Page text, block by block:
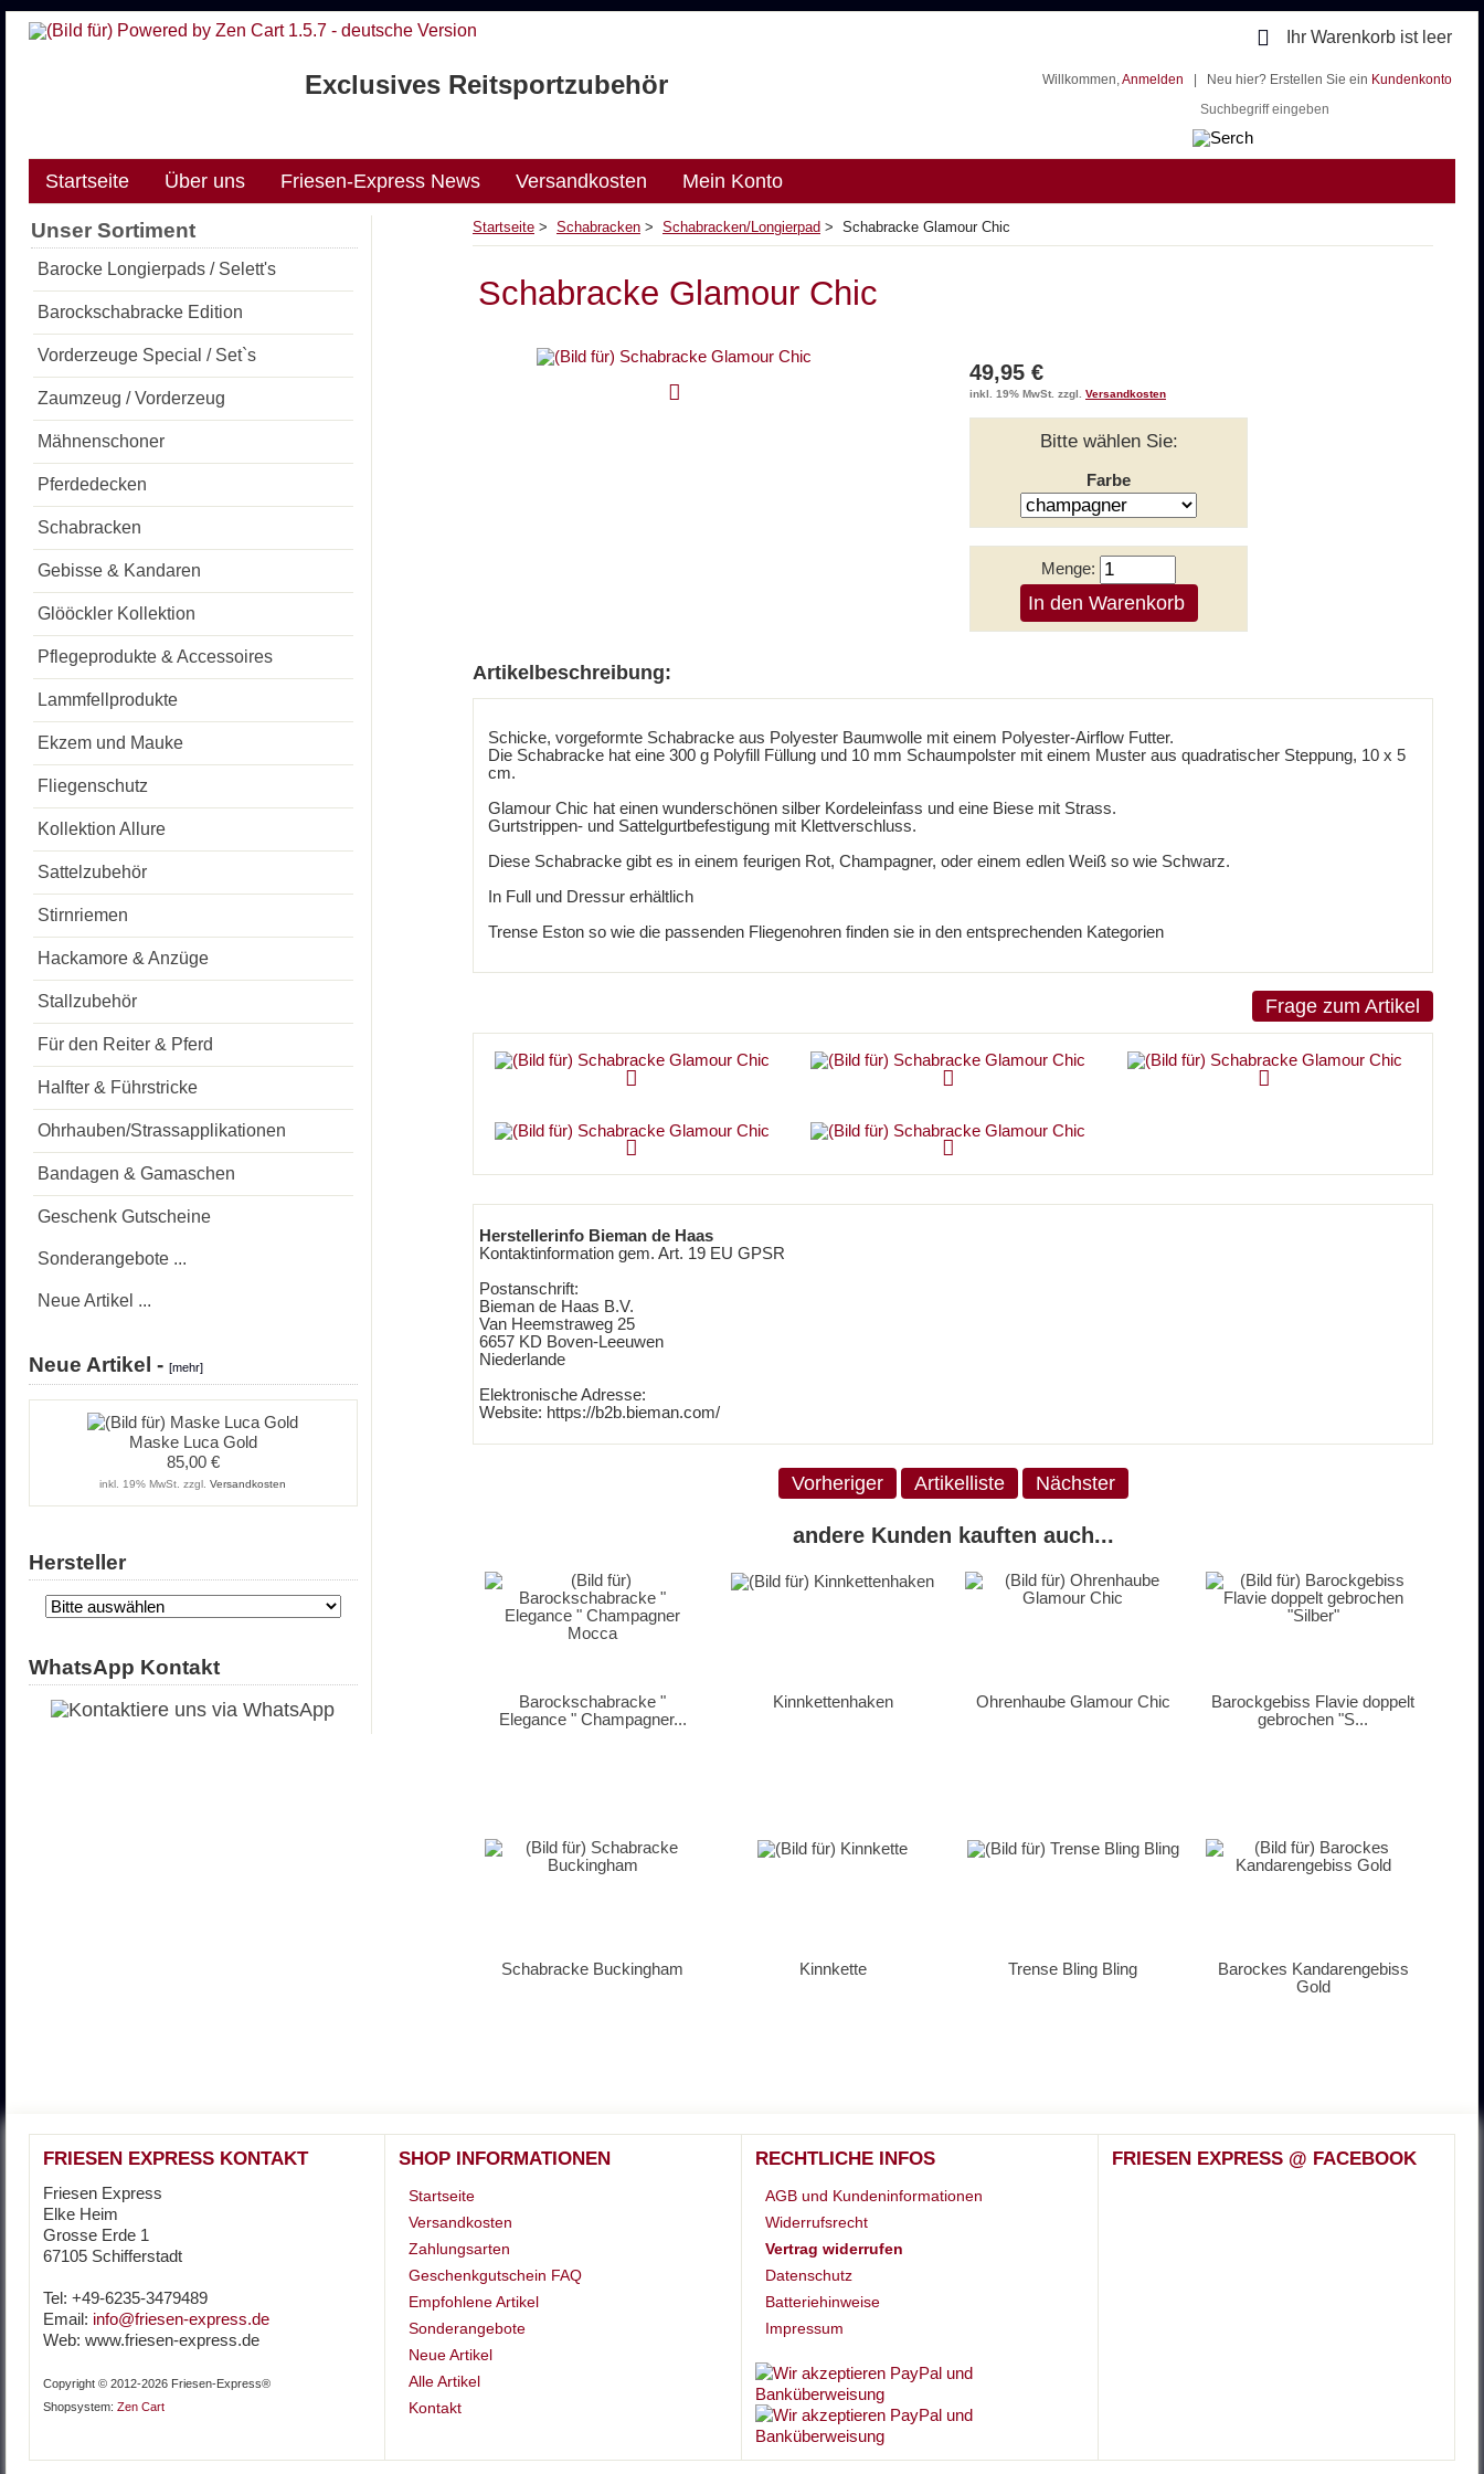
Exclusives Reitsportzubehör
Ihr Warenkorb ist leer
Willkommen,Anmelden Neu hier? Erstellen Sie ein Kundenkonto
Startseite Über uns Friesen-Express News Versandkosten Mein Konto
Unser Sortiment
Barocke Longierpads / Selett's
Barockschabracke Edition
Vorderzeuge Special / Set`s
Zaumzeug / Vorderzeug
Mähnenschoner
Pferdedecken
Schabracken
Gebisse & Kandaren
Glööckler Kollektion
Pflegeprodukte & Accessoires
Lammfellprodukte
Ekzem und Mauke
Fliegenschutz
Kollektion Allure
Sattelzubehör
Stirnriemen
Hackamore & Anzüge
Stallzubehör
Für den Reiter & Pferd
Halfter & Führstricke
Ohrhauben/Strassapplikationen
Bandagen & Gamaschen
Geschenk Gutscheine
Sonderangebote ...
Neue Artikel ...
Neue Artikel - [mehr]
Maske Luca Gold
85,00 €
inkl. 19% MwSt. zzgl.Versandkosten
Hersteller
WhatsApp Kontakt
Startseite > Schabracken > Schabracken/Longierpad > Schabracke Glamour Chic
Schabracke Glamour Chic
49,95 €
inkl. 19% MwSt. zzgl. Versandkosten
Bitte wählen Sie:
Farbe
Menge:
Artikelbeschreibung:
Schicke, vorgeformte Schabracke aus Polyester Baumwolle mit einem Polyester-Airflow Futter.
Die Schabracke hat eine 300 g Polyfill Füllung und 10 mm Schaumpolster mit einem Muster aus quadratischer Steppung, 10 x 5
cm.
Glamour Chic hat einen wunderschönen silber Kordeleinfass und eine Biese mit Strass.
Gurtstrippen- und Sattelgurtbefestigung mit Klettverschluss.
Diese Schabracke gibt es in einem feurigen Rot, Champagner, oder einem edlen Weiß so wie Schwarz.
In Full und Dressur erhältlich
Trense Eston so wie die passenden Fliegenohren finden sie in den entsprechenden Kategorien
Frage zum Artikel
Herstellerinfo Bieman de Haas
Kontaktinformation gem. Art. 19 EU GPSR
Postanschrift:
Bieman de Haas B.V.
Van Heemstraweg 25
6657 KD Boven-Leeuwen
Niederlande
Elektronische Adresse:
Website: https://b2b.bieman.com/
Vorheriger Artikelliste Nächster
andere Kunden kauften auch...
Barockschabracke "
Elegance " Champagner...
Kinnkettenhaken Ohrenhaube Glamour Chic
Barockgebiss Flavie doppelt
gebrochen "S...
Schabracke Buckingham Kinnkette Trense Bling Bling
Barockes Kandarengebiss
Gold
FRIESEN EXPRESS KONTAKT SHOP INFORMATIONEN RECHTLICHE INFOS FRIESEN EXPRESS @ FACEBOOK
Friesen Express
Elke Heim
Grosse Erde 1
67105 Schifferstadt
Tel: +49-6235-3479489
Email: info@friesen-express.de
Web: www.friesen-express.de
Copyright © 2012-2026 Friesen-Express®
Shopsystem: Zen Cart
Startseite
Versandkosten
Zahlungsarten
Geschenkgutschein FAQ
Empfohlene Artikel
Sonderangebote
Neue Artikel
Alle Artikel
Kontakt
AGB und Kundeninformationen
Widerrufsrecht
Vertrag widerrufen
Datenschutz
Batteriehinweise
Impressum